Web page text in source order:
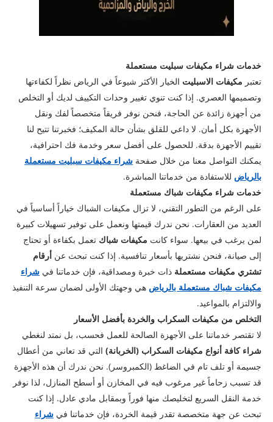
خدمات شراء مكيفات سبليت مستعملة
​تعتبر مكيفات الاسبليت الخيار الأكثر شيوعاً في الرياض نظراً لكفاءتها
وتصميمها العصري. إذا كنت تنوي تغيير وحدات التكييف لديك أو التخلص
من أجهزة زائدة عن الحاجة، فنحن نوفر فريقاً متخصصاً لفك ونقل
الأجهزة بكل أمان. لا داعي للقلق بشأن حالة المكيف؛ فخبرتنا تتيح لنا
تقييم الأجهزة بدقة. للحصول على أفضل سعر وخدمة فك احترافية،
يمكنك التواصل معنا من خلال صفحة شراء مكيفات سبليت مستعملة
بالرياض للاستفادة من خدماتنا المباشرة.
خدمات شراء مكيفات شباك مستعملة
​على الرغم من التطور التقني، لا تزال مكيفات الشباك خياراً أساسياً في
العديد من العقارات. نحن ندرك قيمتها ونعمل على توفير تسهيلات كبيرة
لمن يرغب في بيعها. سواء كانت مكيفات شباك تعمل بكفاءة أو تحتاج
إلى صيانة، فنحن نشتريها بأسعار تنافسية. إذا كنت تبحث عن أرقام
تشتري مكيفات مستعملة ذات خبرة ومصداقية، فإن خدماتنا في شراء
مكيفات شباك مستعملة بالرياض هي وجهتك الأولى لضمان سرعة التنفيذ
والالتزام بالمواعيد.
التخلص من مكيفات السكراب والخردة بأفضل الأسعار
​لا تقتصر خدماتنا على الأجهزة الصالحة للعمل فحسب، بل نمتد لنغطي
شراء كافة أنواع مكيفات السكراب (الخربانة)التي قد تعاني من أعطال
جسيمة أو تلف تام في الضاغط (الكمبروسر). نحن ندرك أن هذه الأجهزة
قد تسبب زحاماً غير مرغوب فيه في المخازن أو أسطح المنازل، لذا نوفر
خدمة النقل السريع لتخليصك منها فوراً وبمقابل مادي عادل. إذا كنت
تبحث عن جهة متخصصة تقدر قيمة الخردة، فإن خدماتنا في شراء